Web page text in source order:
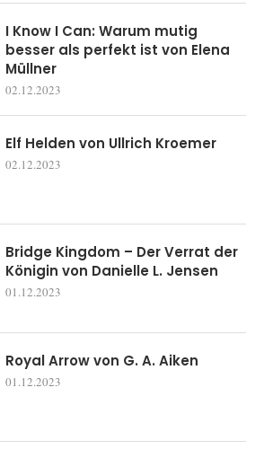
I Know I Can: Warum mutig
besser als perfekt ist von Elena
Müllner
02.12.2023
Elf Helden von Ullrich Kroemer
02.12.2023
Bridge Kingdom – Der Verrat der
Königin von Danielle L. Jensen
01.12.2023
Royal Arrow von G. A. Aiken
01.12.2023